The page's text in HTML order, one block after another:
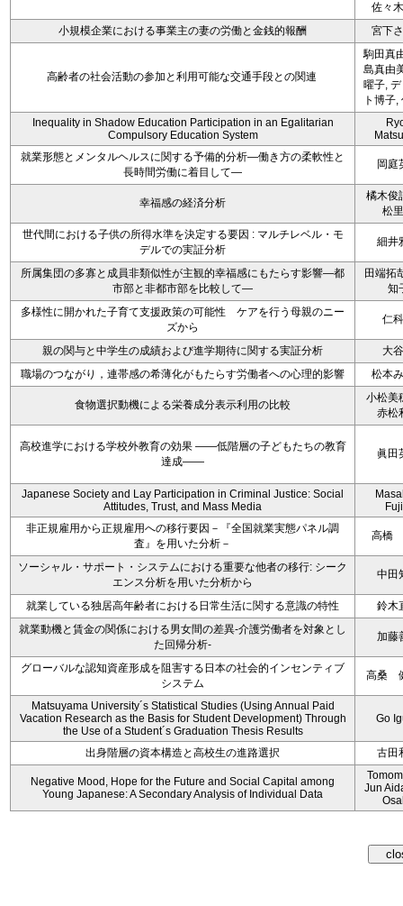
佐々
小規模企業における事業主の妻の労働と金銭的報酬
宮下
高齢者の社会活動の参加と利用可能な交通手段との関連
駒田真
島真由
曜子,
ト博子,
Inequality in Shadow Education Participation in an Egalitarian
Compulsory Education System
就業形態とメンタルヘルスに関する予備的分析―働き方の柔軟性と
長時間労働に着目して―
岡庭
幸福感の経済分析
橘木俊
松
世代間における子供の所得水準を決定する要因 : マルチレベル・モ
デルでの実証分析
細井
所属集団の多寡と成員非類似性が主観的幸福感にもたらす影響―都
市部と非都市部を比較して―
田端拓
知
多様性に開かれた子育て支援政策の可能性 ケアを行う母親のニー
ズから
仁
親の関与と中学生の成績および進学期待に関する実証分析
大
職場のつながり，連帯感の希薄化がもたらす労働者への心理的影響
松本
食物選択動機による栄養成分表示利用の比較
小松美
赤松
高校進学における学校外教育の効果 ――低階層の子どもたちの教育
達成――
眞田
Japanese Society and Lay Participation in Criminal Justice: Social
Attitudes, Trust, and Mass Media
非正規雇用から正規雇用への移行要因－『全国就業実態パネル調
査』を用いた分析－
高橋
ソーシャル・サポート・システムにおける重要な他者の移行: シーク
エンス分析を用いた分析から
中田
就業している独居高年齢者における日常生活に関する意識の特性
鈴木
就業動機と賃金の関係における男女間の差異‐介護労働者を対象とし
た回帰分析‐
加藤
グローバルな認知資産形成を阻害する日本の社会的インセンティブ
システム
高桑
Matsuyama University´s Statistical Studies (Using Annual Paid
Vacation Research as the Basis for Student Development) Through
the Use of a Student´s Graduation Thesis Results
Go
出身階層の資本構造と高校生の進路選択 古田
Negative Mood, Hope for the Future and Social Capital among
Young Japanese: A Secondary Analysis of Individual Data
Jun